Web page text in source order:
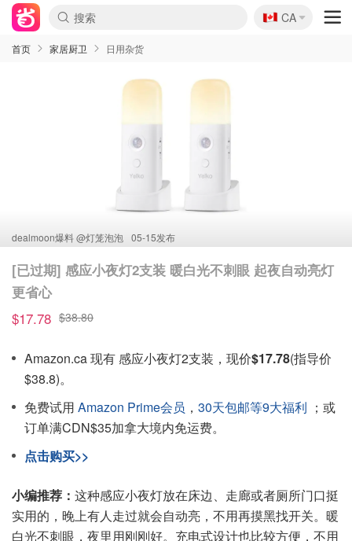
🇨🇦
CA
首页 家居厨卫 日用杂货
dealmoon爆料 @灯笼泡泡 05-15发布
[已过期] 感应小夜灯2支装 暖白光不刺眼 起夜自动亮灯
更省心
$17.78 $38.80
Amazon.ca 现有 感应小夜灯2支装，现价$17.78(指导价
$38.8)。
免费试用 Amazon Prime会员 ， 30天包邮等9大福利 ；或
订单满CDN$35加拿大境内免运费。
点击购买>>
小编推荐： 这种感应小夜灯放在床边、走廊或者厕所门口挺
实用的，晚上有人走过就会自动亮，不用再摸黑找开关。暖
白光不刺眼，夜里用刚刚好。充电式设计也比较方便，不用